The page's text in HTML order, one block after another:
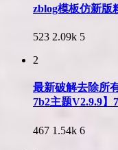
zblog模板仿新版
523 2.09k 5
2
最新破解去除所
7b2主题V2.9.9】
467 1.54k 6